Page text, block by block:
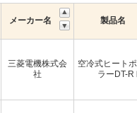
メーカー名 製品名
三菱電機株式会
社
空冷式ヒート
ラーDT-